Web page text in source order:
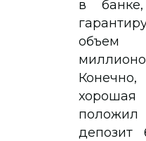
в
депозит